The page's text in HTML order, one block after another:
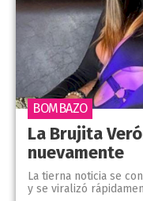
La Brujita
nuevamente
La tierna noticia se
y se viralizó
BOMBAZO